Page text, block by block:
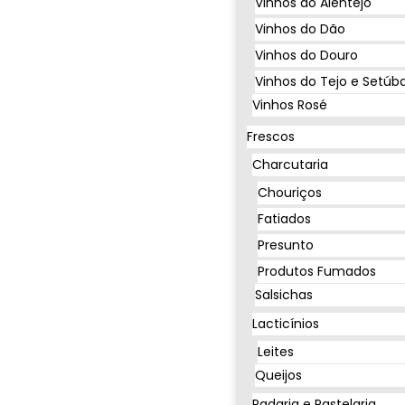
Vinhos do Dão
Vinhos do Douro
Vinhos do Tejo e
Vinhos Rosé
Frescos
Charcutaria
Chouriços
Fatiados
Presunto
Produtos Fumados
Salsichas
Lacticínios
Leites
Queijos